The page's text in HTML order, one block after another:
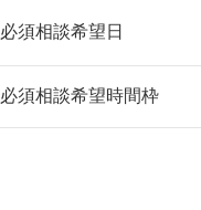
必須相談希望日
必須相談希望時間枠